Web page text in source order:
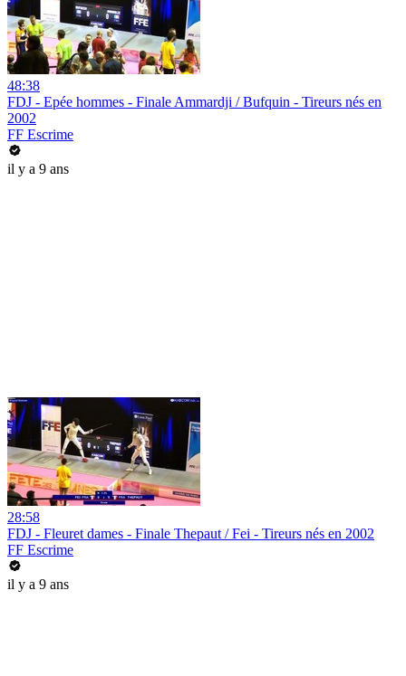
48:38
FDJ - Epée hommes - Finale Ammardji / Bufquin - Tireurs nés en
2002
FF Escrime
il y a 9 ans
28:58
FDJ - Fleuret dames - Finale Thepaut / Fei - Tireurs nés en 2002
FF Escrime
il y a 9 ans